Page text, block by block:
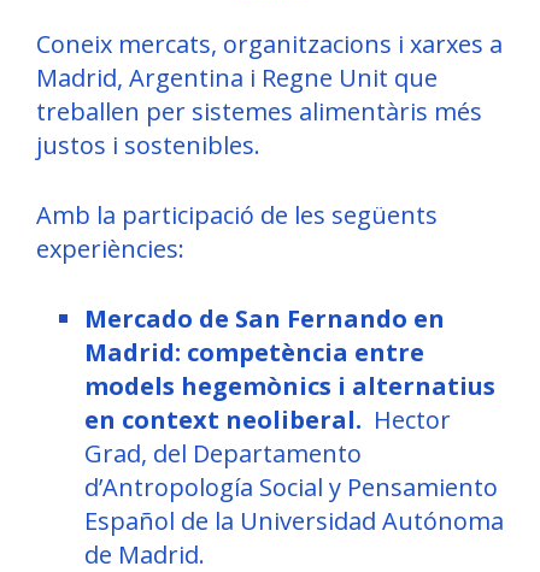
Coneix mercats, organitzacions i xarxes a
Madrid, Argentina i Regne Unit que
treballen per sistemes alimentàris més
justos i sostenibles.
Amb la participació de les següents
experiències:
Mercado de San Fernando en
Madrid: competència entre
models hegemònics i alternatius
en context neoliberal. Hector
Grad, del Departamento
d’Antropología Social y Pensamiento
Español de la Universidad Autónoma
de Madrid.